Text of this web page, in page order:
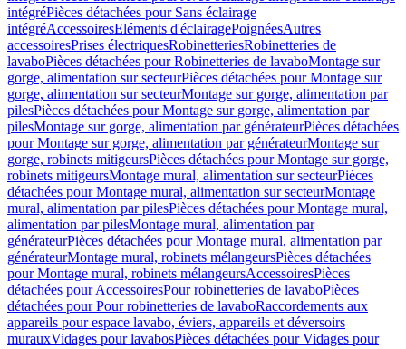
intégréPièces détachées pour Sans éclairage
intégréAccessoiresEléments d'éclairagePoignéesAutres
accessoiresPrises électriquesRobinetteriesRobinetteries de
lavaboPièces détachées pour Robinetteries de lavaboMontage sur
gorge, alimentation sur secteurPièces détachées pour Montage sur
gorge, alimentation sur secteurMontage sur gorge, alimentation par
pilesPièces détachées pour Montage sur gorge, alimentation par
pilesMontage sur gorge, alimentation par générateurPièces détachées
pour Montage sur gorge, alimentation par générateurMontage sur
gorge, robinets mitigeursPièces détachées pour Montage sur gorge,
robinets mitigeursMontage mural, alimentation sur secteurPièces
détachées pour Montage mural, alimentation sur secteurMontage
mural, alimentation par pilesPièces détachées pour Montage mural,
alimentation par pilesMontage mural, alimentation par
générateurPièces détachées pour Montage mural, alimentation par
générateurMontage mural, robinets mélangeursPièces détachées
pour Montage mural, robinets mélangeursAccessoiresPièces
détachées pour AccessoiresPour robinetteries de lavaboPièces
détachées pour Pour robinetteries de lavaboRaccordements aux
appareils pour espace lavabo, éviers, appareils et déversoirs
murauxVidages pour lavabosPièces détachées pour Vidages pour